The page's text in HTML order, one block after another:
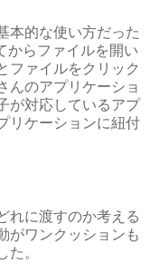
本的な使い方だった
からファイルを開い
ファイルをクリック
んのアプリケーショ
が対応しているアプ
リケーションに紐付
れに渡すのか考える
がワンクッションも
た。